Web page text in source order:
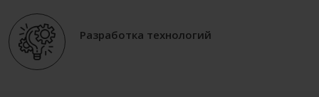
Разработка технологий